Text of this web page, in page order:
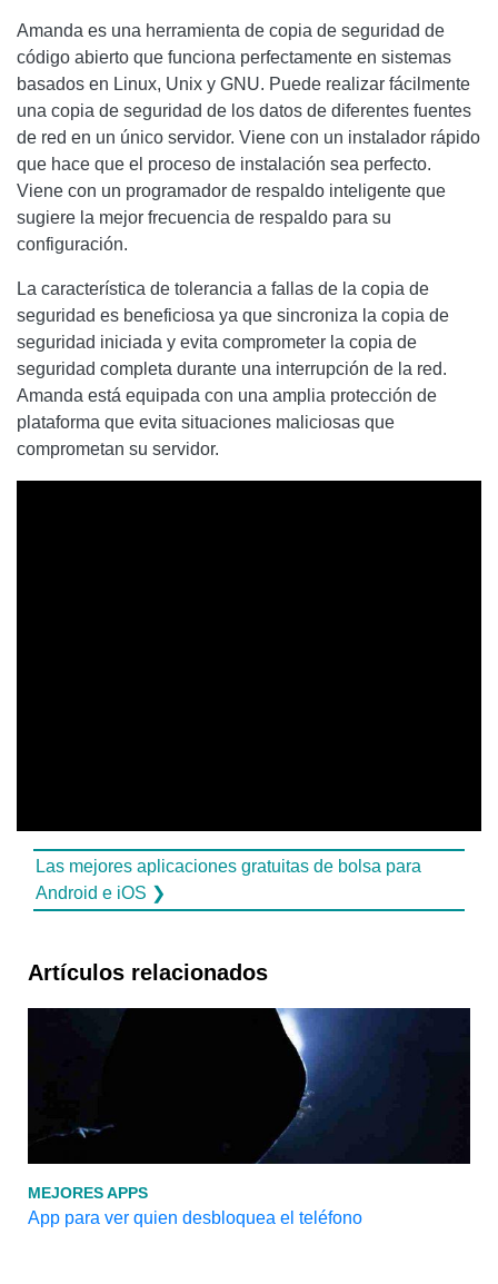
Amanda es una herramienta de copia de seguridad de
código abierto que funciona perfectamente en sistemas
basados ​​en Linux, Unix y GNU. Puede realizar fácilmente
una copia de seguridad de los datos de diferentes fuentes
de red en un único servidor. Viene con un instalador rápido
que hace que el proceso de instalación sea perfecto.
Viene con un programador de respaldo inteligente que
sugiere la mejor frecuencia de respaldo para su
configuración.
La característica de tolerancia a fallas de la copia de
seguridad es beneficiosa ya que sincroniza la copia de
seguridad iniciada y evita comprometer la copia de
seguridad completa durante una interrupción de la red.
Amanda está equipada con una amplia protección de
plataforma que evita situaciones maliciosas que
comprometan su servidor.
Las mejores aplicaciones gratuitas de bolsa para
Android e iOS ❯
Artículos relacionados
MEJORES APPS
App para ver quien desbloquea el teléfono